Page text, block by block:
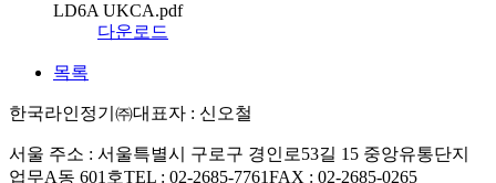
LD6A UKCA.pdf
다운로드
목록
한국라인정기㈜대표자 : 신오철
서울 주소 : 서울특별시 구로구 경인로53길 15 중앙유통단지
업무A동 601호TEL : 02-2685-7761FAX : 02-2685-0265